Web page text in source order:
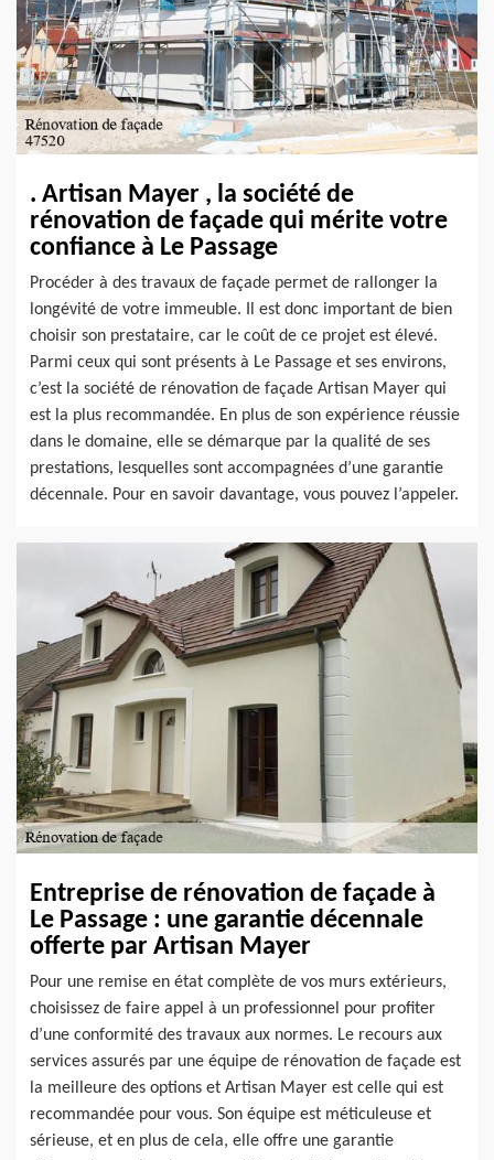
. Artisan Mayer , la société de
rénovation de façade qui mérite votre
confiance à Le Passage
Procéder à des travaux de façade permet de rallonger la
longévité de votre immeuble. Il est donc important de bien
choisir son prestataire, car le coût de ce projet est élevé.
Parmi ceux qui sont présents à Le Passage et ses environs,
c’est la société de rénovation de façade Artisan Mayer qui
est la plus recommandée. En plus de son expérience réussie
dans le domaine, elle se démarque par la qualité de ses
prestations, lesquelles sont accompagnées d’une garantie
décennale. Pour en savoir davantage, vous pouvez l’appeler.
Entreprise de rénovation de façade à
Le Passage : une garantie décennale
offerte par Artisan Mayer
Pour une remise en état complète de vos murs extérieurs,
choisissez de faire appel à un professionnel pour profiter
d’une conformité des travaux aux normes. Le recours aux
services assurés par une équipe de rénovation de façade est
la meilleure des options et Artisan Mayer est celle qui est
recommandée pour vous. Son équipe est méticuleuse et
sérieuse, et en plus de cela, elle offre une garantie